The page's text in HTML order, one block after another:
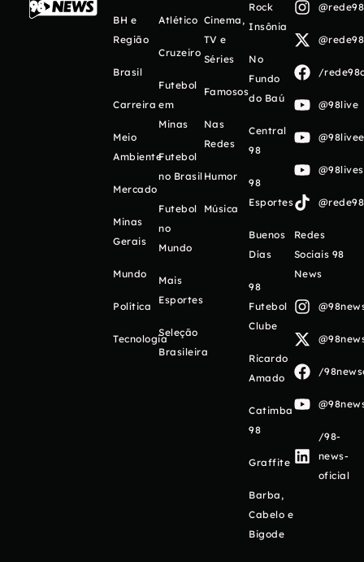
BH e
Região
Brasil
Carreira
Meio
Ambiente
Mercado
Minas
Gerais
Mundo
Política
Tecnologia
Atlético
Cruzeiro
Futebol
em
Minas
Futebol
no Brasil
Futebol
no
Mundo
Mais
Esportes
Seleção
Brasileira
Cinema,
TV e
Séries
Famosos
Nas
Redes
Humor
Música
Rock
Insônia
No
Fundo
do Baú
Central
98
98
Esportes
Buenos
Días
98
Futebol
Clube
Ricardo
Amado
Catimba
98
Graffite
Barba,
Cabelo e
Bigode
/
@98live
Redes
Sociais 98
News
/
/98-
news-
oficial